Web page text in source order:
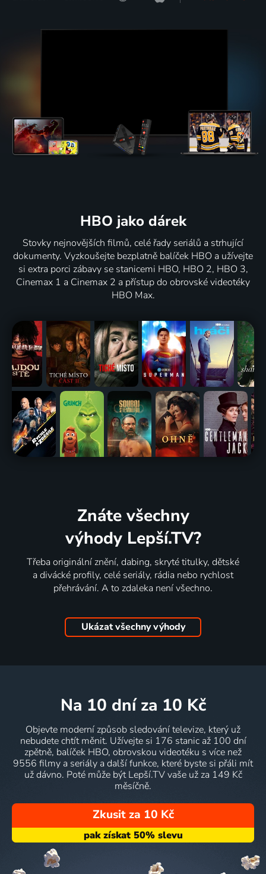
HBO jako dárek
Stovky nejnovějších filmů, celé řady seriálů a strhující
dokumenty. Vyzkoušejte bezplatně balíček HBO a užívejte
si extra porci zábavy se stanicemi HBO, HBO 2, HBO 3,
Cinemax 1 a Cinemax 2 a přístup do obrovské videotéky
HBO Max.
Znáte všechny
výhody Lepší.TV?
Třeba originální znění, dabing, skryté titulky, dětské
a divácké profily, celé seriály, rádia nebo rychlost
přehrávání. A to zdaleka není všechno.
Ukázat všechny výhody
na 10 dní za 10 Kč
Objevte moderní způsob sledování televize, který už
nebudete chtít měnit. Užívejte si 176 stanic až 100 dní
zpětně, balíček HBO, obrovskou videotéku s více než
9556 filmy a seriály a další funkce, které byste si přáli mít
už dávno. Poté může být Lepší.TV vaše už za 149 Kč
měsíčně.
Zkusit za 10 Kč